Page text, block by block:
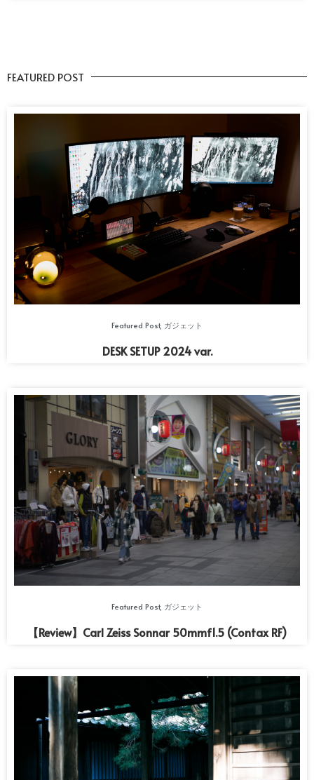
FEATURED POST
Featured Post, ガジェット
DESK SETUP 2024 var.
Featured Post, ガジェット
【Review】Carl Zeiss Sonnar 50mmf1.5 (Contax RF)